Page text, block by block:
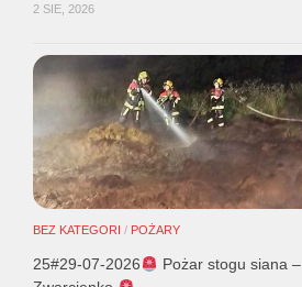
2 SIE, 2026
BEZ KATEGORI / POŻARY
25#29-07-2026
Pożar stogu siana –